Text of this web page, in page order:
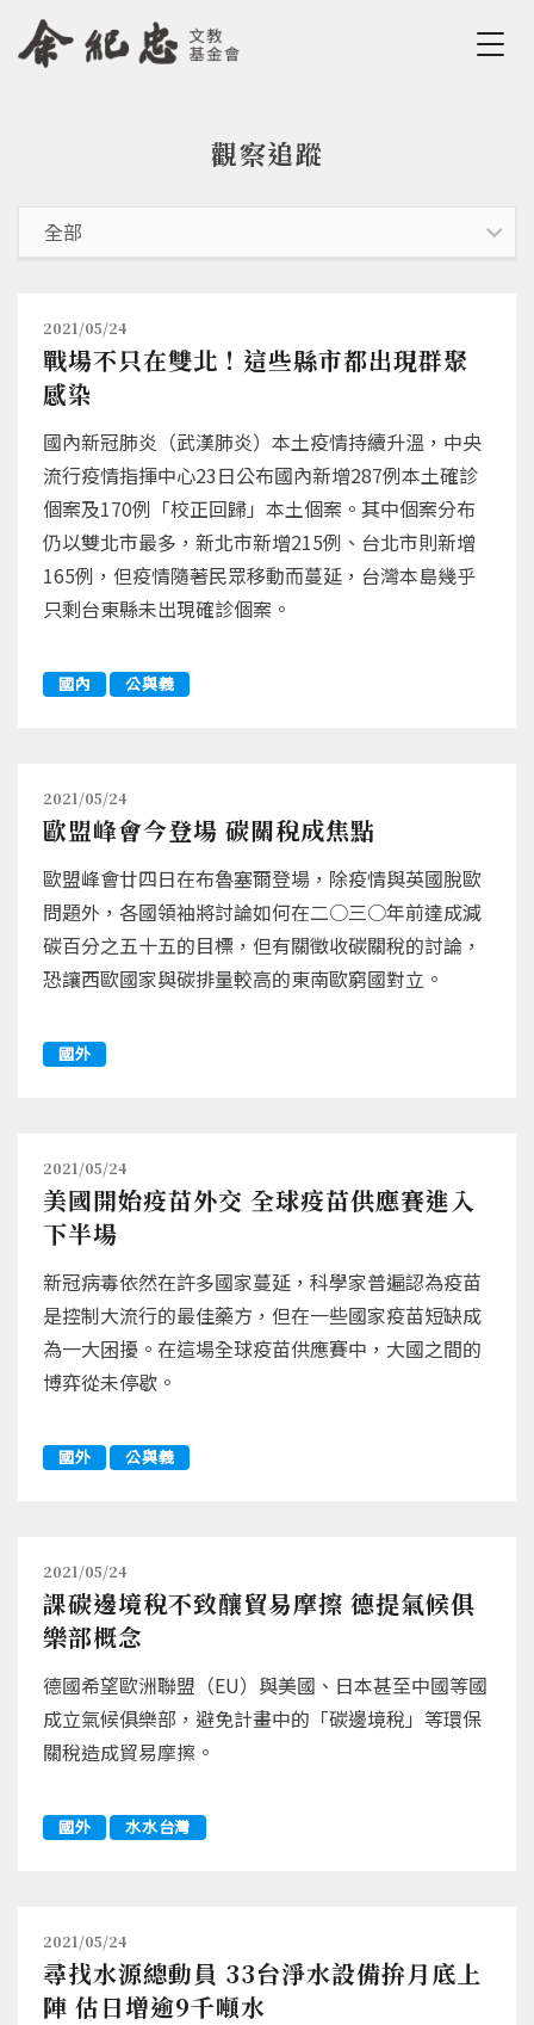
Jump to Navigation
Jump to Main content
觀察追蹤
2021/05/24
戰場不只在雙北！這些縣市都出現群聚
感染
國內新冠肺炎（武漢肺炎）本土疫情持續升溫，中央
流行疫情指揮中心23日公布國內新增287例本土確診
個案及170例「校正回歸」本土個案。其中個案分布
仍以雙北市最多，新北市新增215例、台北市則新增
165例，但疫情隨著民眾移動而蔓延，台灣本島幾乎
只剩台東縣未出現確診個案。
國內 公與義
2021/05/24
歐盟峰會今登場 碳關稅成焦點
歐盟峰會廿四日在布魯塞爾登場，除疫情與英國脫歐
問題外，各國領袖將討論如何在二○三○年前達成減
碳百分之五十五的目標，但有關徵收碳關稅的討論，
恐讓西歐國家與碳排量較高的東南歐窮國對立。
國外
2021/05/24
美國開始疫苗外交 全球疫苗供應賽進入
下半場
新冠病毒依然在許多國家蔓延，科學家普遍認為疫苗
是控制大流行的最佳藥方，但在一些國家疫苗短缺成
為一大困擾。在這場全球疫苗供應賽中，大國之間的
博弈從未停歇。
國外 公與義
2021/05/24
課碳邊境稅不致釀貿易摩擦 德提氣候俱
樂部概念
德國希望歐洲聯盟（EU）與美國、日本甚至中國等國
成立氣候俱樂部，避免計畫中的「碳邊境稅」等環保
關稅造成貿易摩擦。
國外 水水台灣
2021/05/24
尋找水源總動員 33台淨水設備拚月底上
陣 估日增逾9千噸水